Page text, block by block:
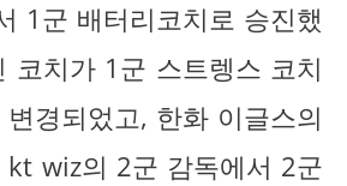
1군 배터리코치로 승진했
코치가 1군 스트렝스 코치
경되었고, 한화 이글스의
kt wiz의 2군 감독에서 2군